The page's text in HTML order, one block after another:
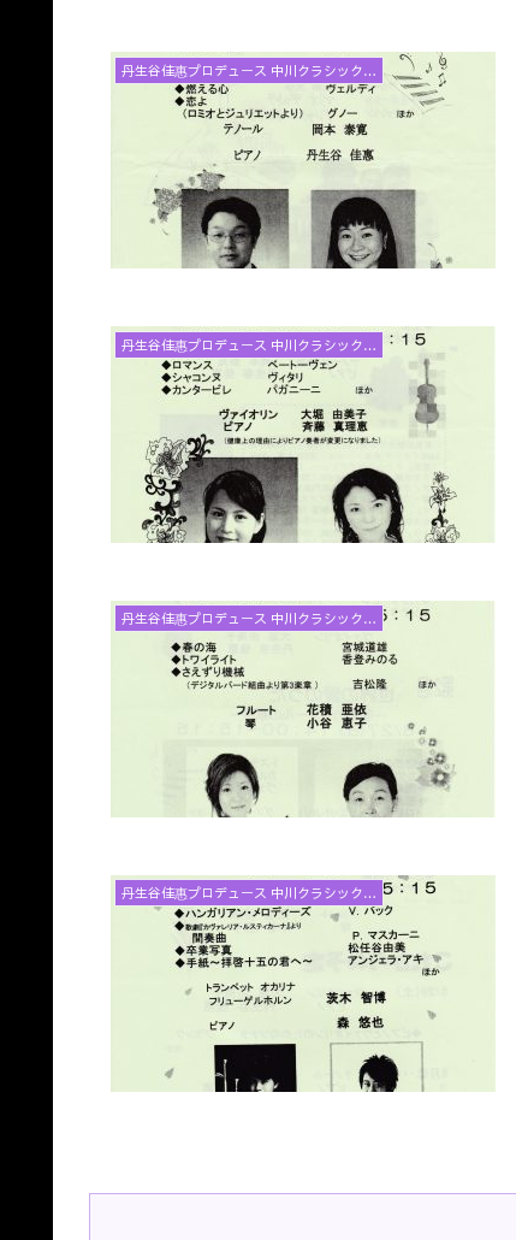
丹生谷佳惠プロデュース 中川クラシックコンサートと音楽アラカルト
丹生谷佳惠プロデュース 中川クラシックコンサートと音楽アラカルト
丹生谷佳惠プロデュース 中川クラシックコンサートと音楽アラカルト
丹生谷佳惠プロデュース 中川クラシックコンサートと音楽アラカルト